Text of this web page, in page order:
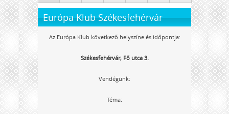
Európa Klub Székesfehérvár
Az Európa Klub következő helyszíne és időpontja:
Székesfehérvár, Fő utca 3.
Vendégünk:
Téma: